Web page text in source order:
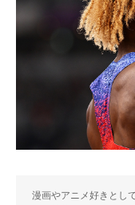
漫画やアニメ好きとし